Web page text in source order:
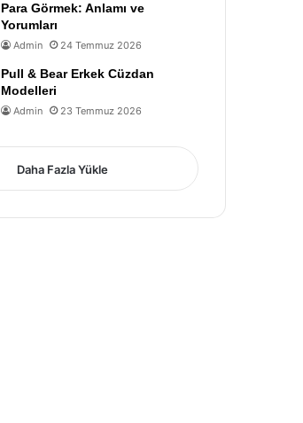
Para Görmek: Anlamı ve
Yorumları
Admin 24 Temmuz 2026
Pull & Bear Erkek Cüzdan
Modelleri
Admin 23 Temmuz 2026
Daha Fazla Yükle